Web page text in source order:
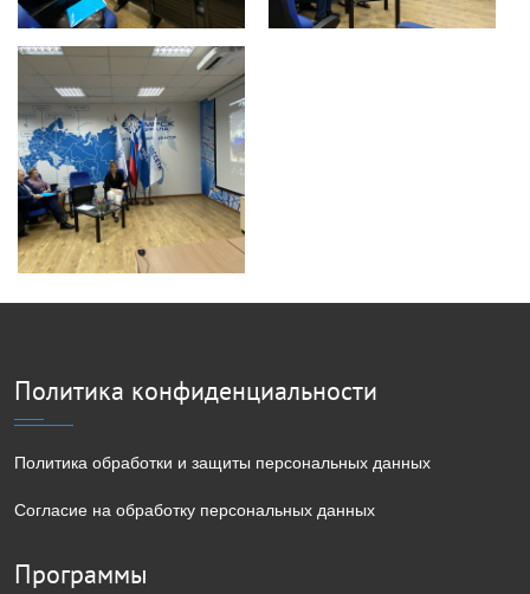
Политика конфиденциальности
Политика обработки и защиты персональных данных
Согласие на обработку персональных данных
Программы